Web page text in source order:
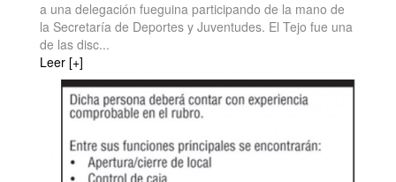
a una delegación fueguina participando de la mano de
la Secretaría de Deportes y Juventudes. El Tejo fue una
de las disc...
Leer [+]